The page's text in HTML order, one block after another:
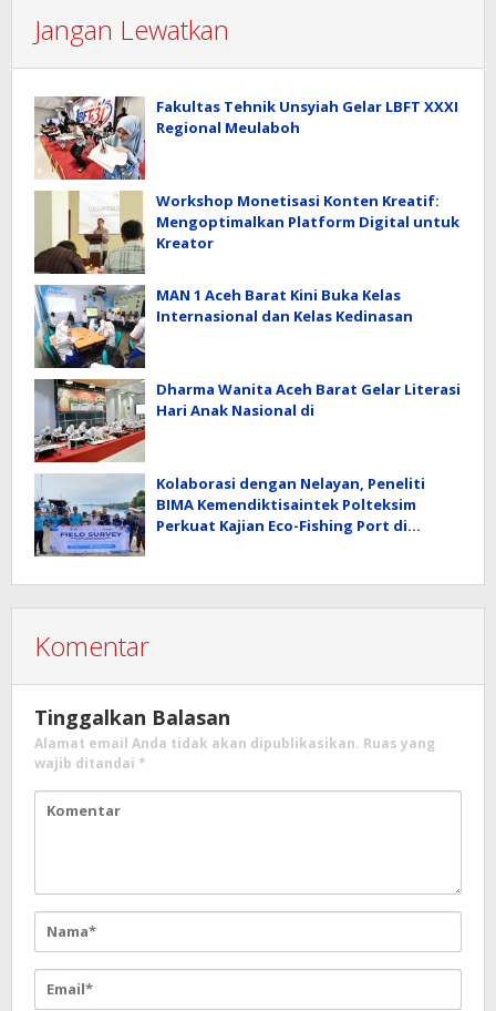
Jangan Lewatkan
Fakultas Tehnik Unsyiah Gelar LBFT XXXI
Regional Meulaboh
Workshop Monetisasi Konten Kreatif:
Mengoptimalkan Platform Digital untuk
Kreator
MAN 1 Aceh Barat Kini Buka Kelas
Internasional dan Kelas Kedinasan
Dharma Wanita Aceh Barat Gelar Literasi
Hari Anak Nasional di
Kolaborasi dengan Nelayan, Peneliti
BIMA Kemendiktisaintek Polteksim
Perkuat Kajian Eco-Fishing Port di
Komentar
Tinggalkan Balasan
Alamat email Anda tidak akan dipublikasikan. Ruas yang
wajib ditandai *